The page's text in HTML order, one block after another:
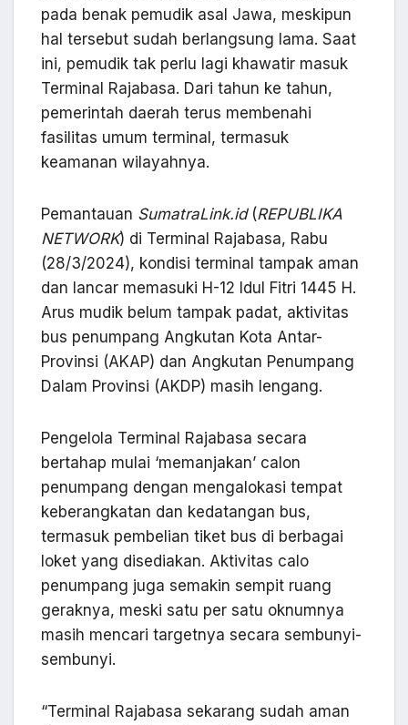
pada benak pemudik asal Jawa, meskipun
hal tersebut sudah berlangsung lama. Saat
ini, pemudik tak perlu lagi khawatir masuk
Terminal Rajabasa. Dari tahun ke tahun,
pemerintah daerah terus membenahi
fasilitas umum terminal, termasuk
keamanan wilayahnya.
Pemantauan SumatraLink.id(REPUBLIKA
NETWORK) di Terminal Rajabasa, Rabu
(28/3/2024), kondisi terminal tampak aman
dan lancar memasuki H-12 Idul Fitri 1445 H.
Arus mudik belum tampak padat, aktivitas
bus penumpang Angkutan Kota Antar-
Provinsi (AKAP) dan Angkutan Penumpang
Dalam Provinsi (AKDP) masih lengang.
Pengelola Terminal Rajabasa secara
bertahap mulai ‘memanjakan’ calon
penumpang dengan mengalokasi tempat
keberangkatan dan kedatangan bus,
termasuk pembelian tiket bus di berbagai
loket yang disediakan. Aktivitas calo
penumpang juga semakin sempit ruang
geraknya, meski satu per satu oknumnya
masih mencari targetnya secara sembunyi-
sembunyi.
“Terminal Rajabasa sekarang sudah aman